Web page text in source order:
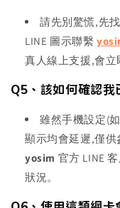
請先別驚慌,先
LINE 圖示聯繫
真人線上支援,會立
Q5、該如何確認我
雖然手機設定(
顯示均會延遲,僅
yosim 官方 LINE
狀況。